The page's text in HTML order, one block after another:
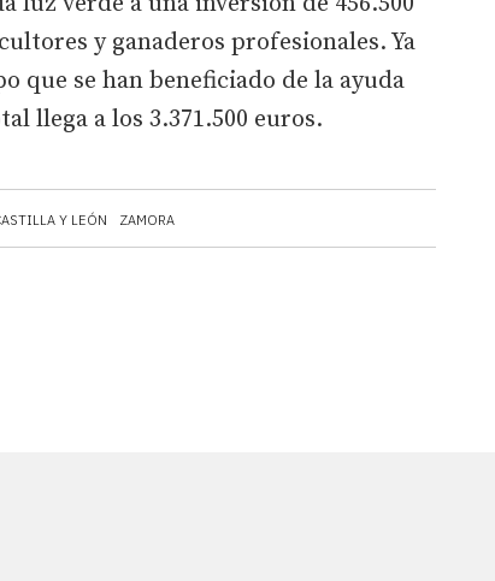
Y LEÓN ZAMORA
y ganaderos profesionales. Ya
que se han beneficiado de la ayuda
llega a los 3.371.500 euros.